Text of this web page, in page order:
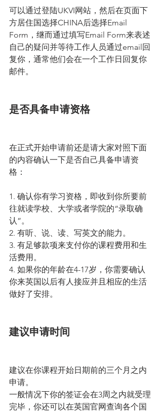
可以通过登陆UKVI网站，然后在页面下
方居住国选择CHINA后选择Email
Form，继而通过填写Email Form来表述
自己的疑问并等待工作人员通过email回
复你，通常他们会在一个工作日回复你
邮件。
是否具备申请资格
在正式开始申请前还是请大家对照下面
的内容确认一下是否自己具备申请资
格：
1. 确认你有学习资格，即收到你所要前
往就读学校、大学或者学院的“录取确
认”。
2. 有听、说、读、写英文的能力。
3. 有足够款项来支付你的课程费用和生
活费用。
4. 如果你的年龄在4-17岁，你需要确认
你来英国以后有人接应并且相应的生活
做好了安排。
建议申请时间
建议在你课程开始日期前的三个月之内
申请。
一般情况下你的签证会在3周之内就受理
完毕，你还可以在英国官网查询各个国